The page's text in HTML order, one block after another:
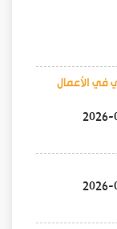
في الأعمال